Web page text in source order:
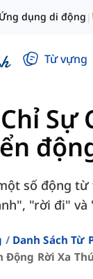
Ứng dụng di động |
Từ vựng
Sự
số động
"rời đi" và
Danh Sách Từ
Động Rời Xa